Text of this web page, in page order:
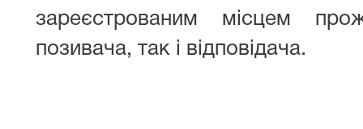
зареєстрованим місцем
позивача, так і відповідача.